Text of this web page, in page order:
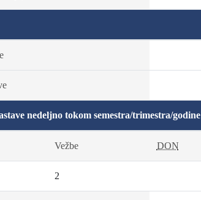
nedeljno tokom semestra/trimestra/godine
Vežbe DON
2